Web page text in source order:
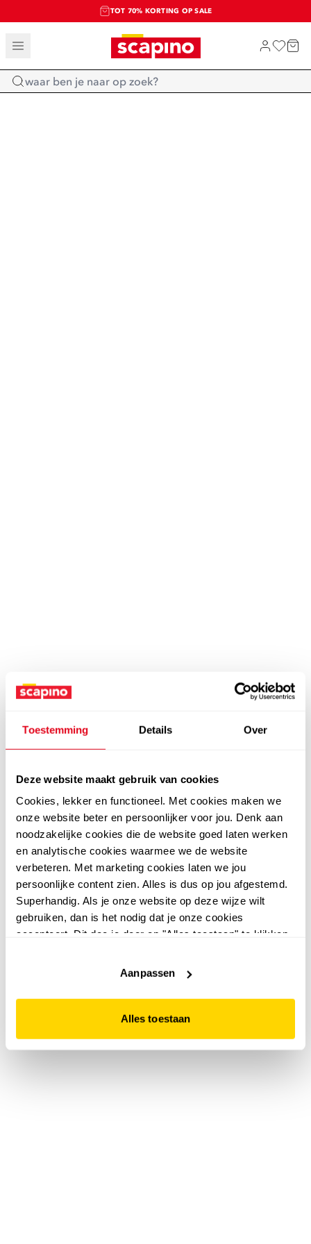
Toestemming Details Over
Deze website maakt gebruik van cookies
Cookies, lekker en functioneel. Met cookies maken we
onze website beter en persoonlijker voor jou. Denk aan
noodzakelijke cookies die de website goed laten werken
en analytische cookies waarmee we de website
verbeteren. Met marketing cookies laten we jou
persoonlijke content zien. Alles is dus op jou afgestemd.
Superhandig. Als je onze website op deze wijze wilt
gebruiken, dan is het nodig dat je onze cookies
accepteert. Dit doe je door op "Alles toestaan" te klikken.
website niet optimaal functioneert.
Aanpassen
Alles toestaan
TOT 70% KORTING OP SALE
SALE: LAATSTE KANS!
SHOP NIEUW
Home